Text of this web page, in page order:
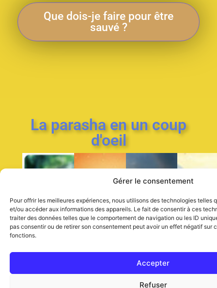
Gérer le consentement
Pour offrir les meilleures expériences, nous utilisons des technologies telles
et/ou accéder aux informations des appareils. Le fait de consentir à ces
traiter des données telles que le comportement de navigation ou les ID
pas consentir ou de retirer son consentement peut avoir un effet négatif sur
fonctions.
Accepter
Refuser
Que dois-je faire pour être
sauvé ?
La parasha en un coup
d'oeil
Parasha
du
Shemot
Parasha
du
livre
Vayiqra
Parasha
du
livredu
du